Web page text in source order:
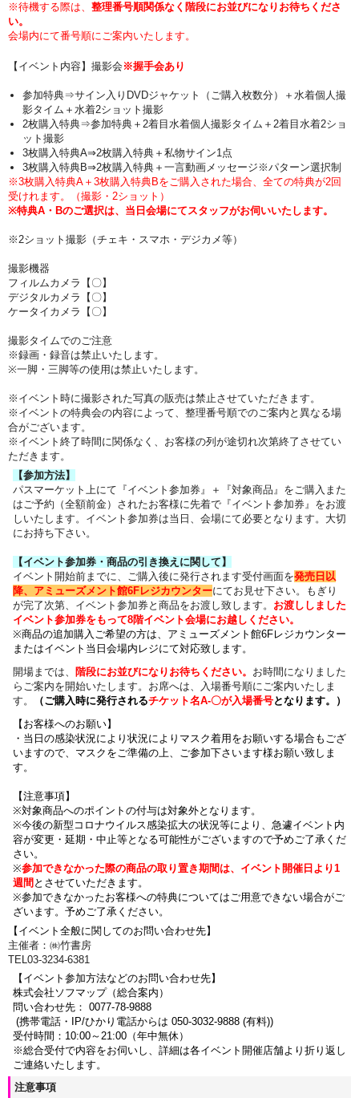
※待機する際は、 整理番号順関係なく階段にお並びになりお待ちくださ
い。
会場内にて番号順にご案内いたします。
【イベント内容】撮影会 ※握手会あり
参加特典⇒サイン入りDVDジャケット（ご購入枚数分）＋水着個人撮
影タイム＋水着2ショット撮影
2枚購入特典⇒参加特典＋2着目水着個人撮影タイム＋2着目水着2ショ
ット撮影
3枚購入特典A⇒2枚購入特典＋私物サイン1点
3枚購入特典B⇒2枚購入特典＋ 一言動画メッセージ※パターン選択制
※3枚購入特典A＋3枚購入特典Bをご購入された場合、全ての特典が2回
受けれます。（撮影・2ショット）
※特典A・Bのご選択は、当日会場にてスタッフがお伺いいたします。
※2ショット撮影（チェキ・スマホ・デジカメ等）
撮影機器
フィルムカメラ【〇】
デジタルカメラ【〇】
ケータイカメラ【〇】
撮影タイムでのご注意
※録画・録音は禁止いたします。
※一脚・三脚等の使用は禁止いたします。
※イベント時に撮影された写真の販売は禁止させていただきます。
※イベントの特典会の内容によって、整理番号順でのご案内と異なる場
合がございます。
※イベント終了時間に関係なく、お客様の列が途切れ次第終了させてい
ただきます。
【参加方法】
パスマーケット上にて『イベント参加券』＋『対象商品』をご購入また
はご予約（全額前金）されたお客様に先着で『イベント参加券』をお渡
しいたします。イベント参加券は当日、会場にて必要となります。大切
にお持ち下さい。
【イベント参加券・商品の引き換えに関して】
イベント開始前までに、ご購入後に発行されます受付画面を発売日以
降、アミューズメント館6Fレジカウンターにてお見せ下さい。もぎり
が完了次第、イベント参加券と商品をお渡し致します。 お渡ししました
イベント参加券をもって8階イベント会場にお越しください。
※商品の追加購入ご希望の方は、 アミューズメント館6Fレジカウンター
またはイベント当日会場内レジにて対応致します。
開場までは、
階段にお並びになりお待ちください。 お時間になりました
らご案内を開始いたします。お席へは、入場番号順にご案内いたしま
す。
（ご購入時に発行されるチケット名A-〇が入場番号となります。）
【お客様へのお願い】
・ 当日の感染状況により 状況によりマスク着用をお願いする場合もござ
いますので、 マスクをご準備の上、ご参加下さいます様お願い致しま
す。
【注意事項】
※対象商品へのポイントの付与は対象外となります。
※今後の新型コロナウイルス感染拡大の状況等により、急遽イベント内
容が変更・延期・中止等となる可能性がございますので予めご了承くだ
さい。
※参加できなかった際の商品の取り置き期間は、イベント開催日より1
週間 とさせていただきます。
※参加できなかったお客様への特典についてはご用意できない場合がご
ざいます。 予めご了承ください。
【イベント全般に関してのお問い合わせ先】
主催者：㈱竹書房
TEL03-3234-6381
【イベント参加方法などのお問い合わせ先】
株式会社ソフマップ（総合案内）
問い合わせ先： 0077-78-9888
(携帯電話・IP/ひかり電話からは 050-3032-9888 (有料))
受付時間：10:00～21:00（年中無休）
※総合受付で内容をお伺いし、詳細は各イベント開催店舗より折り返し
ご連絡いたします。
注意事項